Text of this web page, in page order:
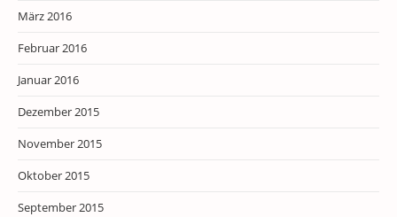
März 2016
Februar 2016
Januar 2016
Dezember 2015
November 2015
Oktober 2015
September 2015